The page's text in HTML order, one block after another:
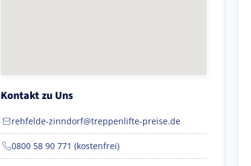
Kontakt zu Uns
rehfelde-zinndorf@treppenlifte-preise.de
0800 58 90 771 (kostenfrei)